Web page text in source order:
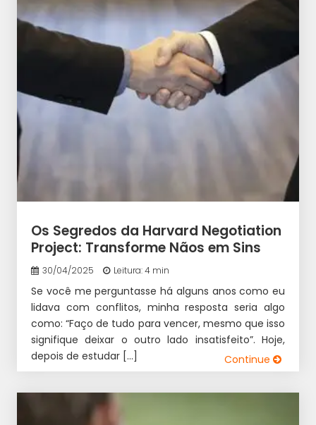
Os Segredos da Harvard Negotiation
Project: Transforme Nãos em Sins
30/04/2025 Leitura: 4 min
Se você me perguntasse há alguns anos como eu
lidava com conflitos, minha resposta seria algo
como: “Faço de tudo para vencer, mesmo que isso
signifique deixar o outro lado insatisfeito”. Hoje,
depois de estudar […]
Continue